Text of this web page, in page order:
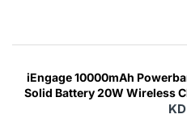
iEngage 10000mAh
Solid Battery 20W Wireless